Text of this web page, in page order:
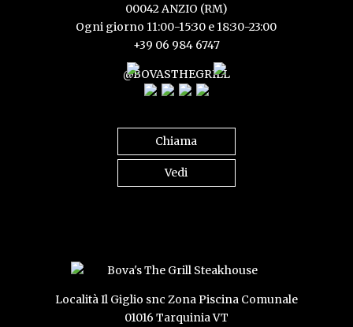
00042 ANZIO (RM)
Ogni giorno 11:00-15:30 e 18:30-23:00
+39 06 984 6747
@BOVASTHEGRILL
Chiama
Vedi
Località Il Giglio snc Zona Piscina Comunale
01016 Tarquinia VT